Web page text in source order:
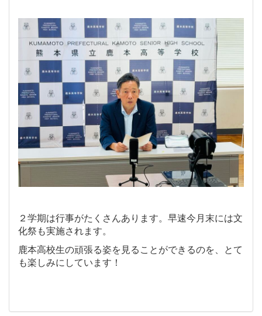
２学期は行事がたくさんあります。早速今月末には文
化祭も実施されます。
鹿本高校生の頑張る姿を見ることができるのを、とて
も楽しみにしています！